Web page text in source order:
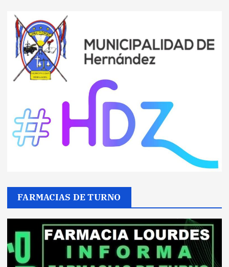
FARMACIAS DE TURNO